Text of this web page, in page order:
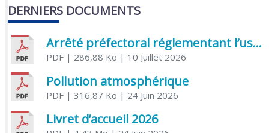
DERNIERS DOCUMENTS
Arrêté préfectoral réglementant l’usage de l’eau
PDF| 286,88 Ko | 10 Juillet 2026
Pollution atmosphérique
PDF| 316,87 Ko | 24 Juin 2026
Livret d’accueil 2026